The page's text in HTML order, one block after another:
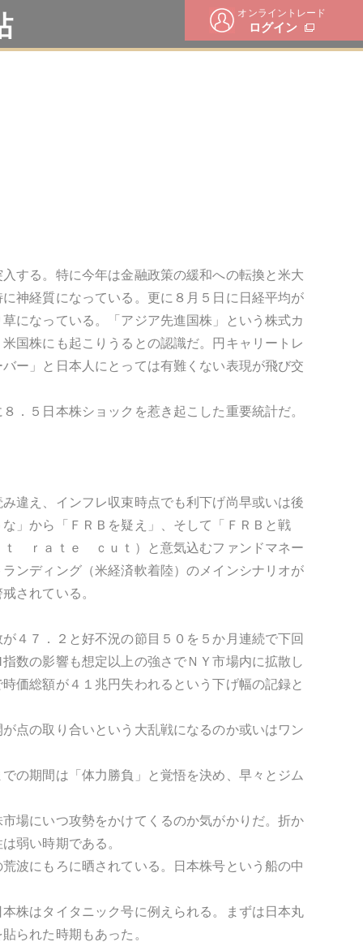
オンライントレード
ログイン
する。特に今年は金融政策の緩和への転換と米大
神経質になっている。更に８月５日に日経平均が
になっている。「アジア先進国株」という株式カ
国株にも起こりうるとの認識だ。円キャリートレ
ー」と日本人にとっては有難くない表現が飛び交
．５日本株ショックを惹き起こした重要統計だ。
違え、インフレ収束時点でも利下げ尚早或いは後
」から「ＦＲＢを疑え」、そして「ＦＲＢと戦
ｒａｔｅ ｃｕｔ）と意気込むファンドマネー
ンディング（米経済軟着陸）のメインシナリオが
されている。
４７．２と好不況の節目５０を５か月連続で下回
数の影響も想定以上の強さでＮＹ市場内に拡散し
価総額が４１兆円失われるという下げ幅の記録と
点の取り合いという大乱戦になるのか或いはワン
の期間は「体力勝負」と覚悟を決め、早々とジム
場にいつ攻勢をかけてくるのか気がかりだ。折か
弱い時期である。
波にもろに晒されている。日本株号という船の中
株はタイタニック号に例えられる。まずは日本丸
られた時期もあった。